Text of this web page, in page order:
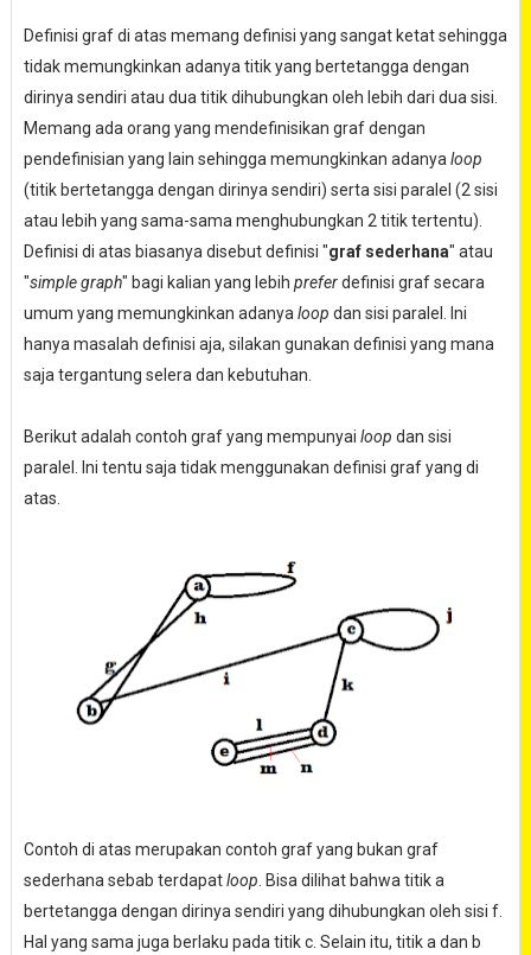
Definisi graf di atas memang definisi yang sangat ketat sehingga
tidak memungkinkan adanya titik yang bertetangga dengan
dirinya sendiri atau dua titik dihubungkan oleh lebih dari dua sisi.
Memang ada orang yang mendefinisikan graf dengan
pendefinisian yang lain sehingga memungkinkan adanya loop
(titik bertetangga dengan dirinya sendiri) serta sisi paralel (2 sisi
atau lebih yang sama-sama menghubungkan 2 titik tertentu).
Definisi di atas biasanya disebut definisi "graf sederhana" atau
"simple graph" bagi kalian yang lebih preferdefinisi graf secara
umum yang memungkinkan adanya loop dan sisi paralel. Ini
hanya masalah definisi aja, silakan gunakan definisi yang mana
saja tergantung selera dan kebutuhan.
Berikut adalah contoh graf yang mempunyai loop dan sisi
paralel. Ini tentu saja tidak menggunakan definisi graf yang di
atas.
Contoh di atas merupakan contoh graf yang bukan graf
sederhana sebab terdapatloop . Bisa dilihat bahwa titik a
bertetangga dengan dirinya sendiri yang dihubungkan oleh sisi f.
Hal yang sama juga berlaku pada titik c. Selain itu, titik a dan b